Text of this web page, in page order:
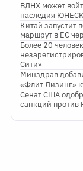
ВДНХ может
наследия
Китай запустит
маршрут в ЕС
Более 20
Сити»
Минздрав
«Флит Лизинг»
Сенат США
санкций против